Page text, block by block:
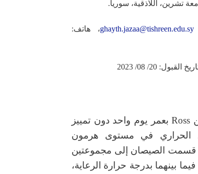
ghayth.jazaa@tishreen.edu.sy، هاتف:
أجريت الدراسة على 180 صوص من الهجين Ross بعمر يوم واحد دون تمييز
الحراري في مستوى هرمون
قسمت الصيصان إلى مجموعتين
فيما بينهما بدرجة حرارة الرعاية،